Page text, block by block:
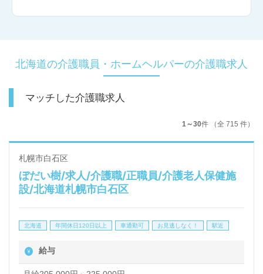
北海道の介護職員・ホームヘルパーの介護職求人
マッチした介護職求人
1～30件 （全 715 件）
札幌市白石区
ぼだい樹/求人/介護職/正職員/介護老人保健施
設/北海道札幌市白石区
北海道 年間休日120日以上 車通勤可 お見逃しなく！ 駅近
給与